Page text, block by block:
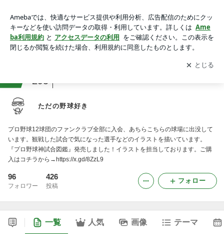
アプリをダウンロードして ブログの更新通知
を受け取りまし
ょう。
開く
295
ただの野球好き
プロ野球12球団のファンクラブ全部に入会、あちらこちらの球場に出没して
います。観戦した試合で気になった選手などのイラストを描いています。
『プロ野球神試合図鑑』発売しました！イラストを担当しております。ご購
入はコチラから→https://x.gd/8ZzL9
96
フォロワー
426
投稿
フォロー
一覧 人気 画像 テーマ